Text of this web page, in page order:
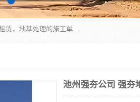
湖南业峻强夯基础工程有限公司是一家专业从事湖南强夯基础工程、强夯机租赁，地基处理的施工单位。业务覆盖：湖南、广东，江西等地。可承接1000KN.m-25000KN.m强夯（置换）工程。公司创始人是国内较早期从事强夯施工的建设者，经过多年的一步一个脚印的发展，在行业内具有较高的度和良好的口碑。
池州强夯公司 强夯